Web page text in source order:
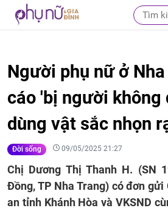
Người phụ nữ ở
cáo 'bị người không
dùng vật sắc nhọn
Đời sống 09/05/2025 21:27
Chị Dương Thị Thanh H. (SN
Đồng, TP Nha Trang) có đơn gửi
an tỉnh Khánh Hòa và VKSND